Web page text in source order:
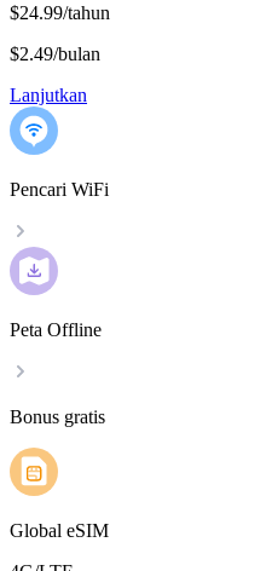
$24.99/tahun
$2.49/bulan
Lanjutkan
Pencari WiFi
Peta Offline
Bonus gratis
Global eSIM